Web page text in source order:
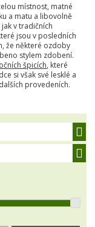
místnost, matné
a matu a libovolně
v tradičních
jsou v posledních
že některé ozdoby
stylem zdobení.
špicích, které
si však své lesklé a
provedeních.